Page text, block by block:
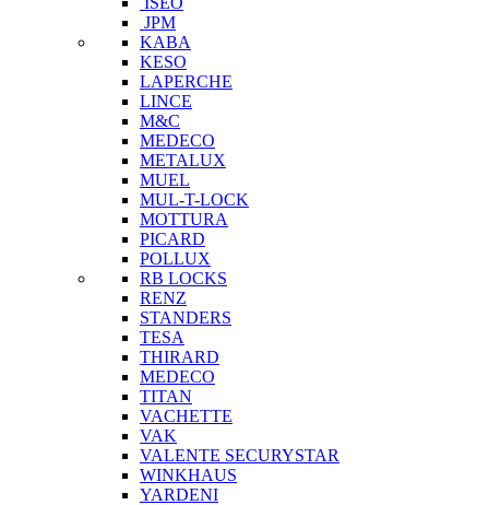
JPM
KABA
KESO
LAPERCHE
LINCE
M&C
MEDECO
METALUX
MUEL
MUL-T-LOCK
MOTTURA
PICARD
POLLUX
RB LOCKS
RENZ
STANDERS
TESA
THIRARD
MEDECO
TITAN
VACHETTE
VAK
VALENTE SECURYSTAR
WINKHAUS
YARDENI